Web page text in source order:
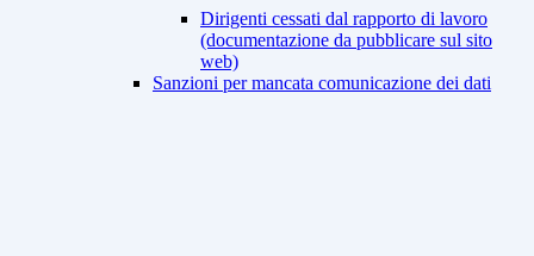
Dirigenti cessati dal rapporto di lavoro
(documentazione da pubblicare sul sito
web)
Sanzioni per mancata comunicazione dei dati